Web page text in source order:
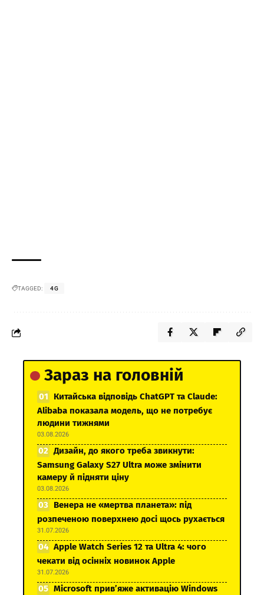
TAGGED: 4G
Зараз на головній
Китайська відповідь ChatGPT та Claude:
Alibaba показала модель, що не потребує
людини тижнями
03.08.2026
Дизайн, до якого треба звикнути:
Samsung Galaxy S27 Ultra може змінити
камеру й підняти ціну
03.08.2026
Венера не «мертва планета»: під
розпеченою поверхнею досі щось рухається
31.07.2026
Apple Watch Series 12 та Ultra 4: чого
чекати від осінніх новинок Apple
31.07.2026
Microsoft прив’яже активацію Windows